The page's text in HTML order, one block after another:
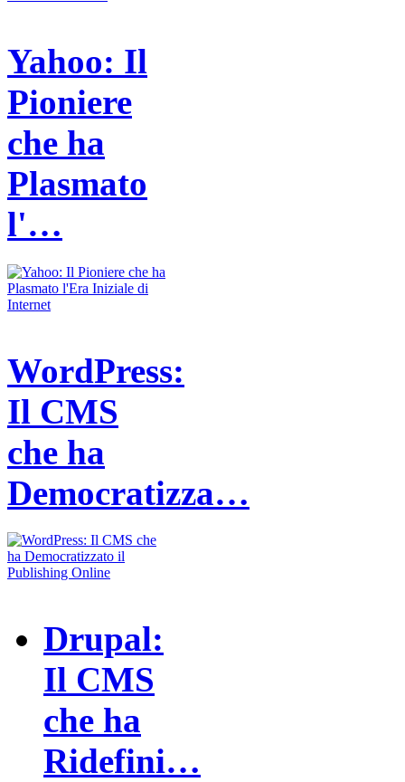
Yahoo: Il
Pioniere
che ha
Plasmato
l'…
WordPress:
Il CMS
che ha
Democratizza…
Drupal:
Il CMS
che ha
Ridefini…